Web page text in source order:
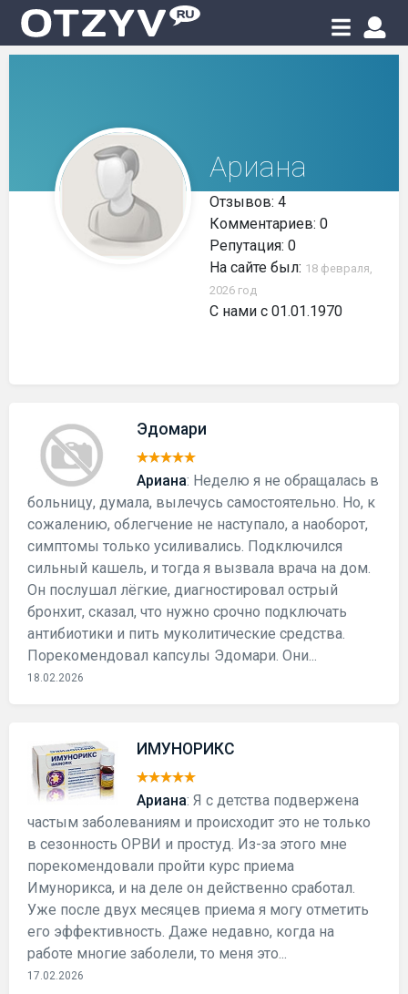
Ариана
Отзывов: 4
Комментариев: 0
Репутация: 0
На сайте был: 18 февраля,
2026 год
С нами с 01.01.1970
Эдомари
Ариана: Неделю я не обращалась в
больницу, думала, вылечусь самостоятельно. Но, к
сожалению, облегчение не наступало, а наоборот,
симптомы только усиливались. Подключился
сильный кашель, и тогда я вызвала врача на дом.
Он послушал лёгкие, диагностировал острый
бронхит, сказал, что нужно срочно подключать
антибиотики и пить муколитические средства.
Порекомендовал капсулы Эдомари. Они...
18.02.2026
ИМУНОРИКС
Ариана: Я с детства подвержена
частым заболеваниям и происходит это не только
в сезонность ОРВИ и простуд. Из-за этого мне
порекомендовали пройти курс приема
Имунорикса, и на деле он действенно сработал.
Уже после двух месяцев приема я могу отметить
его эффективность. Даже недавно, когда на
работе многие заболели, то меня это...
17.02.2026